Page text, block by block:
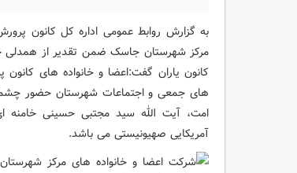
به گزارش روابط عمومی اداره کل کانون
مرکز شهرستان جاسک ضمن تقدیر از همدلی
کانون یاران گفت:اعضا و خانواده های
های جمعی و اجتماعات شهرستان حضور
امت، آیت الله سید مجتبی حسینی خامنه
آمریکایی صهیونیستی می باشد.